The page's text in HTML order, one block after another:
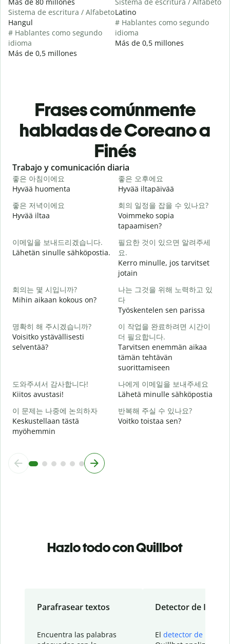
Sistema de escritura / Alfabeto
Hangul
# Hablantes como segundo
idioma
Más de 0,5 millones
Latino
# Hablantes como segundo
idioma
Más de 0,5 millones
Frases comúnmente
habladas de Coreano a
Finés
Slide 1 of 6
Trabajo y comunicación diaria
좋은 아침이에요
Hyvää huomenta
좋은 오후에요
Hyvää iltapäivää
좋은 저녁이에요
Hyvää iltaa
회의 일정을 잡을 수 있나요?
Voimmeko sopia
tapaamisen?
이메일을 보내드리겠습니다.
Lähetän sinulle sähköpostia.
필요한 것이 있으면 알려주세
요.
Kerro minulle, jos tarvitset
jotain
회의는 몇 시입니까?
Mihin aikaan kokous on?
나는 그것을 위해 노력하고 있
다
Työskentelen sen parissa
명확히 해 주시겠습니까?
Voisitko ystävällisesti
selventää?
이 작업을 완료하려면 시간이
더 필요합니다.
Tarvitsen enemmän aikaa
tämän tehtävän
suorittamiseen
도와주셔서 감사합니다!
Kiitos avustasi!
나에게 이메일을 보내주세요
Lähetä minulle sähköpostia
이 문제는 나중에 논의하자
Keskustellaan tästä
myöhemmin
반복해 주실 수 있나요?
Voitko toistaa sen?
Hazlo todo con Quillbot
Parafrasear textos
Encuentra las palabras
Detector de IA
El detector de IA